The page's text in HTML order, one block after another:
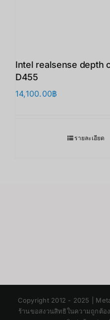
Intel realsense depth
D455
14,100.00฿
รายละเอียด
Copyright 2012 - 2025 |
ร้านขอสงวนสิทธิในความถูกต้อ